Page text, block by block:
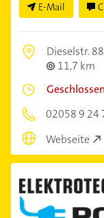
E-Mail
Dieselstr.
11,7 km
Geschlossen
02058 9 24
Webseite